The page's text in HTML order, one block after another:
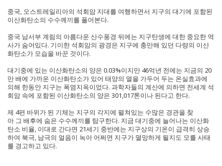
중국, 오스트레일리아의 석회암 지대를 여행하면서 지구의 대기에 포함된
이산화탄소의 수수께끼를 풀어본다.
중국 남서부 계림의 아름다운 산수풍경 뒤에는 지구탄생에 대한 중요한 역
사가 숨어있다. 기이한 석회암의 광경은 지구에 충만해 있던 다량의 이산
화탄소가 모습을 바꾼 것이다.
대기중에 있는 이산화탄소의 양은 0.03%이지만 46억년 전에는 지금의 20
만 배에 가까운 이산화탄소가 있어 태양의 열을 가두어 두는 온실효과에
의해 한동안 지구는 폭염지옥이었다. 과학자들의 계산에 의하면 전세계 석
회암 속에 포함된 이산화탄소의 양은 301,017톤이나 된다고 한다.
제 4편 바위가 된 기체는 지구의 각지에 펼쳐있는 수많은 경관을 찾
아 그 배후에 숨은 수수께끼를 탐구한다. 지금 대기중에 늘어나는 이산화
탄소 비율, 이대로 간다면 21세기 중반에는 지구상의 기온이 급격히 상승
하여 북극, 남극의 얼음이 녹아 어쩌면 지구가 멸망하게 될지도 모를 사태
를 경고하고 있다.